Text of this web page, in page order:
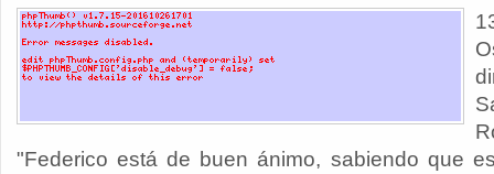
"Federico está de buen ánimo, sabiendo que